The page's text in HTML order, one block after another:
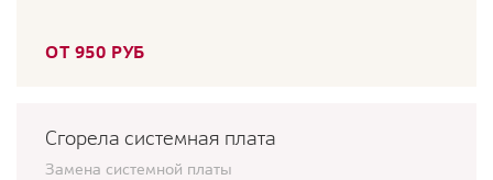
ОТ 950 РУБ
Сгорела системная плата
Замена системной платы